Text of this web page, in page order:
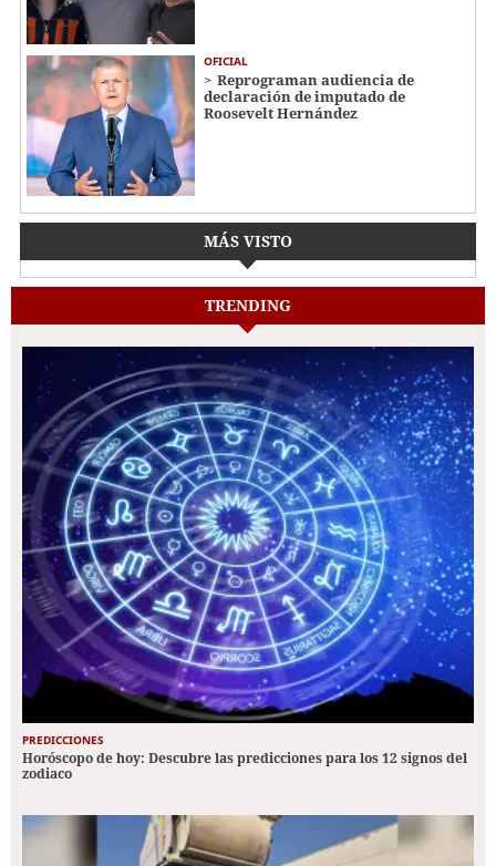
OFICIAL
Reprograman audiencia de
declaración de imputado de
Roosevelt Hernández
MÁS VISTO
TRENDING
PREDICCIONES
Horóscopo de hoy: Descubre las predicciones para los 12 signos del
zodiaco